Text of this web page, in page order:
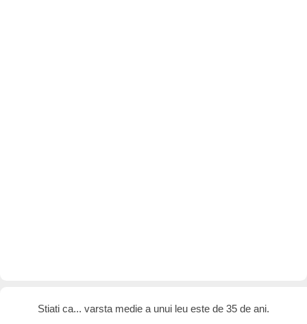
Stiati ca... varsta medie a unui leu este de 35 de ani.